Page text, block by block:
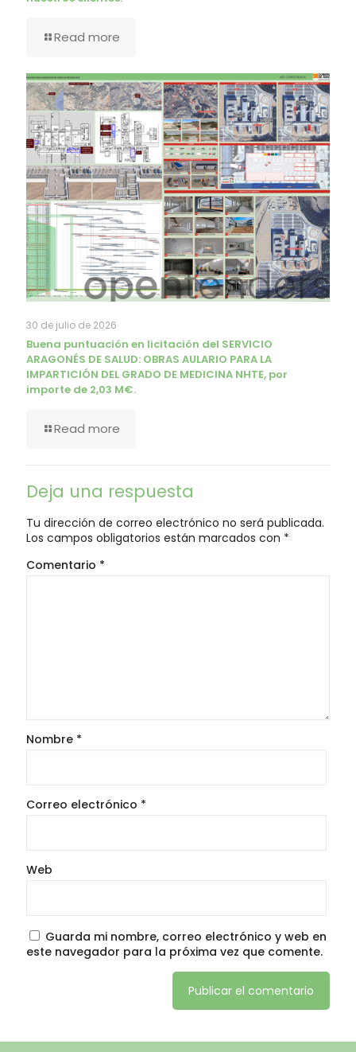
Read more
30 de julio de 2026
Buena puntuación en licitación del SERVICIO
ARAGONÉS DE SALUD: OBRAS AULARIO PARA LA
IMPARTICIÓN DEL GRADO DE MEDICINA NHTE, por
importe de 2,03 M€.
Read more
Deja una respuesta
Tu dirección de correo electrónico no será publicada.
Los campos obligatorios están marcados con *
Comentario *
Nombre *
Correo electrónico *
Web
Guarda mi nombre, correo electrónico y web en
este navegador para la próxima vez que comente.